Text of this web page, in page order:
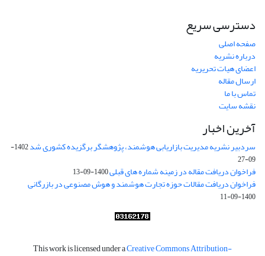
دسترسی سریع
صفحه اصلی
درباره نشریه
اعضای هیات تحریریه
ارسال مقاله
تماس با ما
نقشه سایت
آخرین اخبار
سردبیر نشریه مدیریت بازاریابی هوشمند، پژوهشگر برگزیده کشوری شد
1402-
09-27
فراخوان دریافت مقاله در زمینه شماره های قبلی1400-09-13
فراخوان دریافت مقالات حوزه تجارت هوشمند و هوش مصنوعی در بازرگانی
1400-09-11
This work is licensed under aCreative Commons Attribution-